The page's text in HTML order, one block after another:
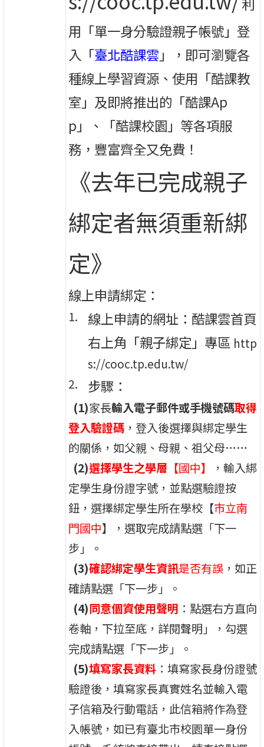
用「單一身分驗證親子帳號」登
入「臺北酷課雲」，即可瀏覽各
種線上學習資源、使用「酷課教
室」及即將推出的「酷課Ap
p」、「酷課校園」等各項服
務，豐富齊全又免費！
《去年已完成親子
綁定者無須重新綁
定》
線上申請綁定：
線上申請的網址：酷課雲首頁
右上角「親子綁定」專區 http
s://cooc.tp.edu.tw/
步驟：
(1)家長輸入電子郵件或手機號碼取得
登入驗證碼 ，登入後選擇與綁定學生
的關係，如父親、母親、祖父母……
(2)選擇學生之學層 【國中】
，輸入綁
定學生身份證字號，並點選驗證按
鈕，選擇綁定學生所在學校【市立南
門國中】，選取完成請點選「下一
步」。
(3)確認綁定學生資訊是否有誤 ，如正
確請點選「下一步」。
(4)同意個資使用聲明 ：點選右方直向
卷軸，下拉至底，詳閱聲明」，勾選
完成請點選「下一步」。
(5)填寫家長資料 ：填寫家長身份證號
驗證後，填寫家長真實姓名並輸入電
子信箱及行動電話，此信箱將作為登
入帳號，如已有臺北市校園單一身份